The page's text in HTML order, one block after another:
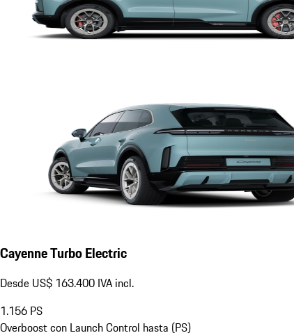
Cayenne Turbo Electric
Desde US$ 163.400 IVA incl.
1.156 PS
Overboost con Launch Control hasta (PS)